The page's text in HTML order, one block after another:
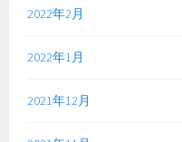
2022年2月
2022年1月
2021年12月